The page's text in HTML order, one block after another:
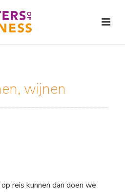
wijnen
reis kunnen dan doen we